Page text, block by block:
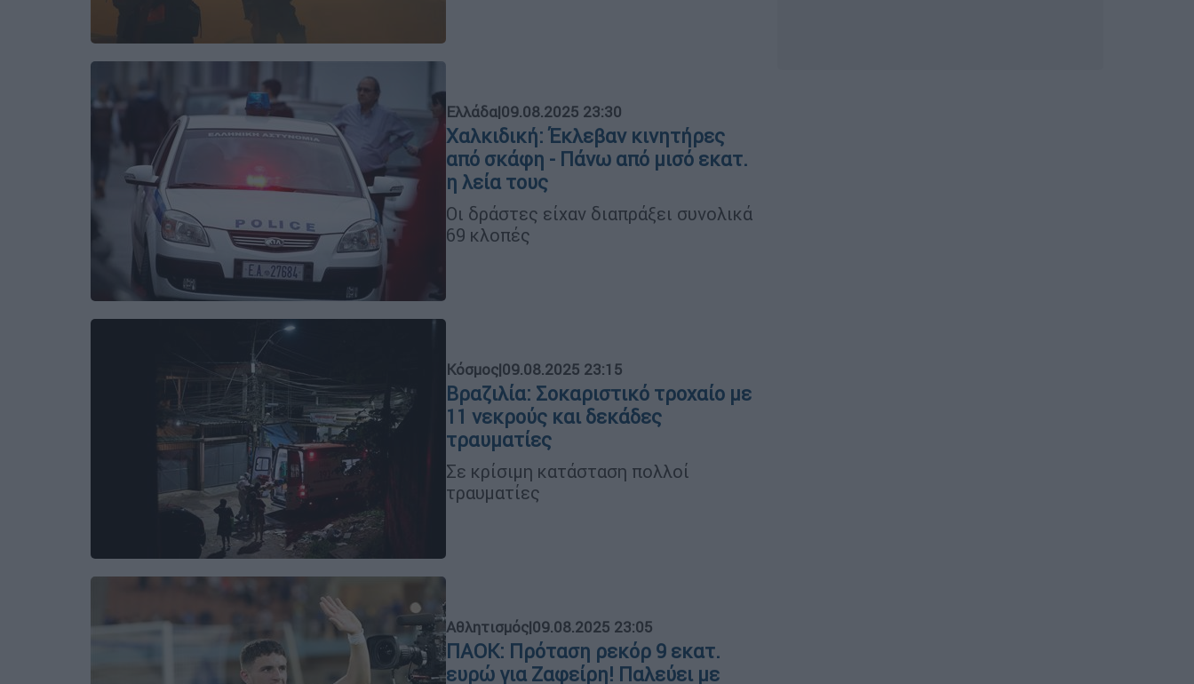
Ελλάδα|09.08.2025 23:30
Χαλκιδική: Έκλεβαν κινητήρες
από σκάφη - Πάνω από μισό εκατ.
η λεία τους
Οι δράστες είχαν διαπράξει συνολικά
69 κλοπές
Κόσμος|09.08.2025 23:15
Βραζιλία: Σοκαριστικό τροχαίο με
11 νεκρούς και δεκάδες
τραυματίες
Σε κρίσιμη κατάσταση πολλοί
τραυματίες
Αθλητισμός|09.08.2025 23:05
ΠΑΟΚ: Πρόταση ρεκόρ 9 εκατ.
ευρώ για Ζαφείρη! Παλεύει με